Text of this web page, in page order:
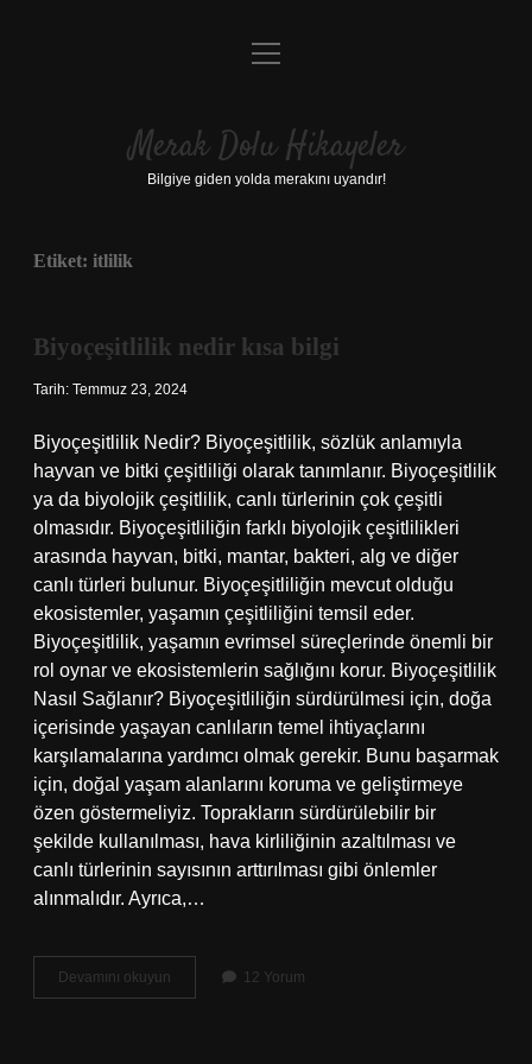
Anasayfa
Yasal Uyarı
menüyü
Merak Dolu Hikayeler
Bilgiye giden yolda merakını uyandır!
Etiket: itlilik
Biyoçeşitlilik nedir kısa bilgi
Tarih: Temmuz 23, 2024
Biyoçeşitlilik Nedir? Biyoçeşitlilik, sözlük anlamıyla
hayvan ve bitki çeşitliliği olarak tanımlanır. Biyoçeşitlilik
ya da biyolojik çeşitlilik, canlı türlerinin çok çeşitli
olmasıdır. Biyoçeşitliliğin farklı biyolojik çeşitlilikleri
arasında hayvan, bitki, mantar, bakteri, alg ve diğer
canlı türleri bulunur. Biyoçeşitliliğin mevcut olduğu
ekosistemler, yaşamın çeşitliliğini temsil eder.
Biyoçeşitlilik, yaşamın evrimsel süreçlerinde önemli bir
rol oynar ve ekosistemlerin sağlığını korur. Biyoçeşitlilik
Nasıl Sağlanır? Biyoçeşitliliğin sürdürülmesi için, doğa
içerisinde yaşayan canlıların temel ihtiyaçlarını
karşılamalarına yardımcı olmak gerekir. Bunu başarmak
için, doğal yaşam alanlarını koruma ve geliştirmeye
özen göstermeliyiz. Toprakların sürdürülebilir bir
şekilde kullanılması, hava kirliliğinin azaltılması ve
canlı türlerinin sayısının arttırılması gibi önlemler
alınmalıdır. Ayrıca,…
Devamını okuyun Biyoçeşitlilik
nedir
12 Yorum